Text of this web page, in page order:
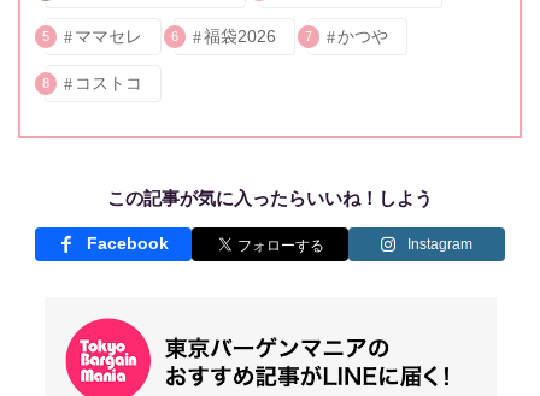
5 ママセレ 6 福袋2026 7 かつや
8 コストコ
この記事が気に入ったらいいね！しよう
Facebook Instagram